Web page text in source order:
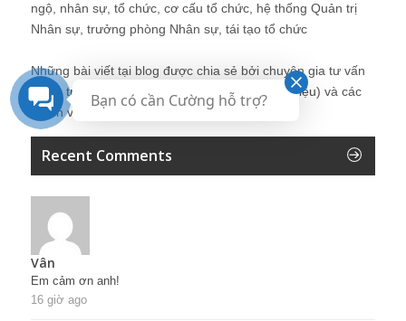
ngộ, nhân sự, tổ chức, cơ cấu tổ chức, hệ thống Quản trị
Nhân sự, trưởng phòng Nhân sự, tái tạo tổ chức
Những bài viết tại blog được chia sẻ bởi chuyên gia tư vấn
Quản trị Nhân sự Nguyễn Hùng Cường (
giới thiệu) và các
thành viên khác trong cộng đồng Nhân sự.
Recent Comments
Vân
Em cảm ơn anh!
16 giờ ago
Bạn có cần Cường hỗ trợ?